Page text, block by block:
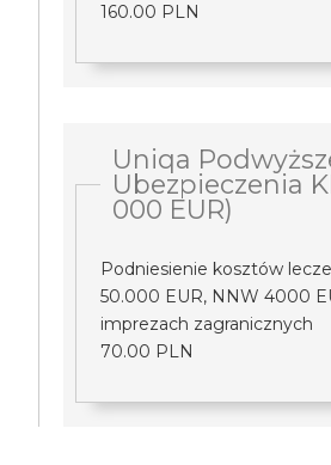
160.00 PLN
Uniqa
Ubezpieczenia
000 EUR)
Podniesienie kosztów
50.000 EUR, NNW 4000
imprezach zagranicznych
70.00 PLN